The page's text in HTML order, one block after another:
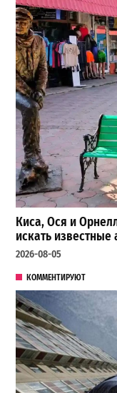
Киса, Ося и
искать
2026-08-05
КОММЕНТИРУЮТ